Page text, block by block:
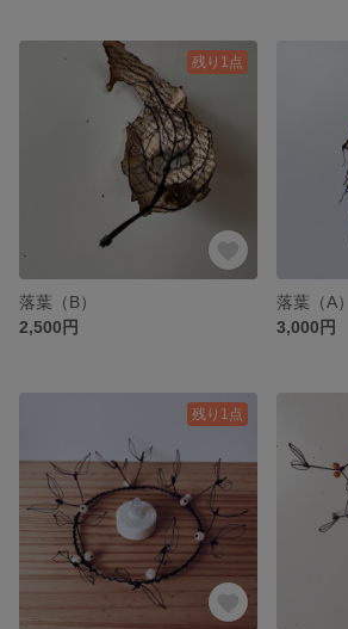
残り1点
落葉（B）
2,500円
落葉（A）
3,000円
残り1点